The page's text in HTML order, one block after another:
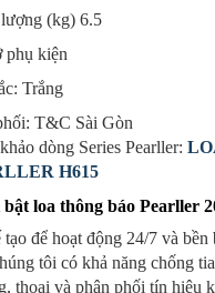
(kg) 6.5
phụ kiện
Trắng
T&C Sài Gòn
dòng Series Pearller:
H615
loa thông báo Pearller
để hoạt động 24/7 và
tôi có khả năng chống
thoại và phân phối tín hiệu